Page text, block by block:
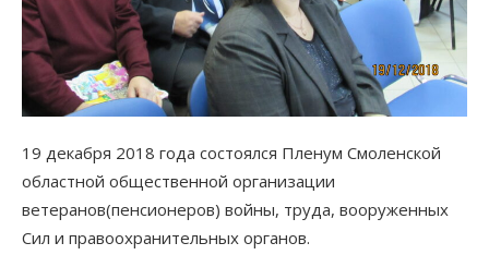
19 декабря 2018 года состоялся Пленум Смоленской
областной общественной организации
ветеранов(пенсионеров) войны, труда, вооруженных
Сил и правоохранительных органов.